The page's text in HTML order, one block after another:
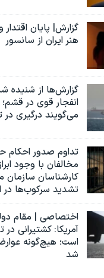
گزارش| پایان اقتدار
هنر ایران از سانسور
گزارش‌ها از
انفجار قوی در
می‌گویند درگیری در
تداوم صدور احکام
مخالفان با وجود
کارشناسان سازمان
تشدید سرکوب‌ها در
اختصاصی | مقام
آمریکا: کشتیرانی در
است؛ هیچ‌گونه
شد